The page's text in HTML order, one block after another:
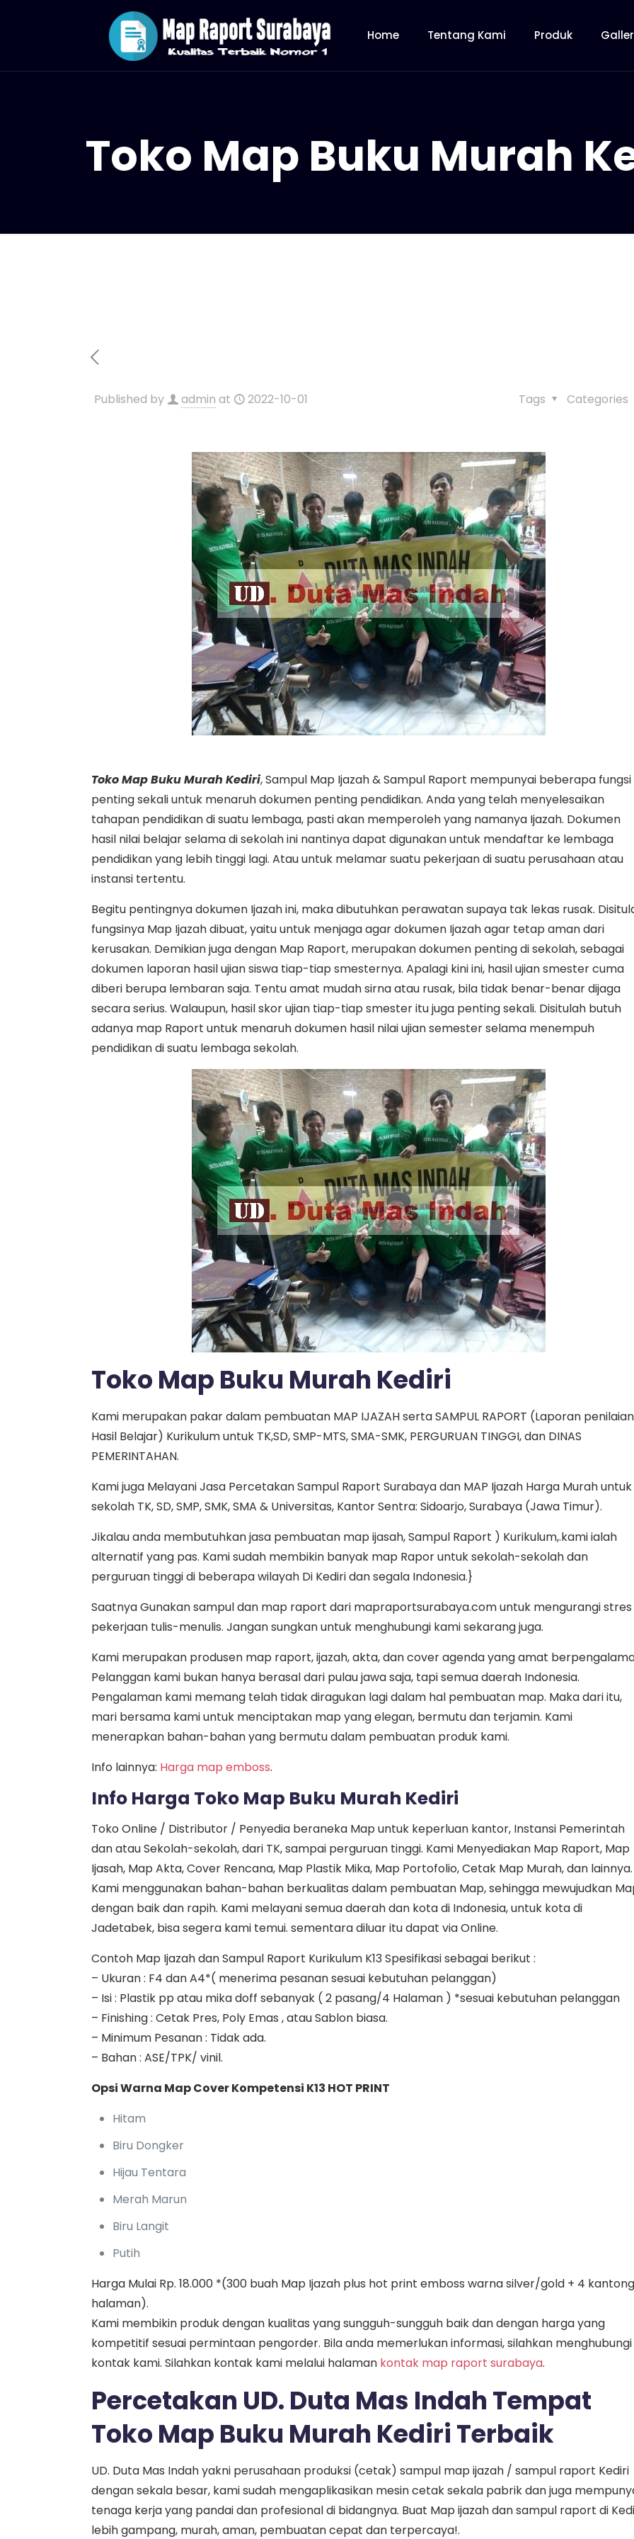
Home Tentang Kami Produk
Toko Map Buku Murah
Published by admin at 2022-10-01 Categories
Tags
Toko Map Buku Murah Kediri, Sampul Map Ijazah & Sampul Raport mempunyai beberapa fungsi
penting sekali untuk menaruh dokumen penting pendidikan. Anda yang telah menyelesaikan
tahapan pendidikan di suatu lembaga, pasti akan memperoleh yang namanya Ijazah. Dokumen
hasil nilai belajar selama di sekolah ini nantinya dapat digunakan untuk mendaftar ke lembaga
pendidikan yang lebih tinggi lagi. Atau untuk melamar suatu pekerjaan di suatu perusahaan atau
instansi tertentu.
Begitu pentingnya dokumen Ijazah ini, maka dibutuhkan perawatan supaya tak lekas rusak.
fungsinya Map Ijazah dibuat, yaitu untuk menjaga agar dokumen Ijazah agar tetap aman dari
kerusakan. Demikian juga dengan Map Raport, merupakan dokumen penting di sekolah, sebagai
dokumen laporan hasil ujian siswa tiap-tiap smesternya. Apalagi kini ini, hasil ujian smester cuma
diberi berupa lembaran saja. Tentu amat mudah sirna atau rusak, bila tidak benar-benar dijaga
secara serius. Walaupun, hasil skor ujian tiap-tiap smester itu juga penting sekali. Disitulah butuh
adanya map Raport untuk menaruh dokumen hasil nilai ujian semester selama menempuh
pendidikan di suatu lembaga sekolah.
Toko Map Buku Murah Kediri
Kami merupakan pakar dalam pembuatan MAP IJAZAH serta SAMPUL RAPORT (Laporan penilaian
Hasil Belajar) Kurikulum untuk TK,SD, SMP-MTS, SMA-SMK, PERGURUAN TINGGI, dan DINAS
PEMERINTAHAN.
Kami juga Melayani Jasa Percetakan Sampul Raport Surabaya dan MAP Ijazah Harga Murah untuk
sekolah TK, SD, SMP, SMK, SMA & Universitas, Kantor Sentra: Sidoarjo, Surabaya (Jawa Timur).
Jikalau anda membutuhkan jasa pembuatan map ijasah, Sampul Raport ) Kurikulum,.kami ialah
alternatif yang pas. Kami sudah membikin banyak map Rapor untuk sekolah-sekolah dan
perguruan tinggi di beberapa wilayah Di Kediri dan segala Indonesia.}
Saatnya Gunakan sampul dan map raport dari mapraportsurabaya.com untuk mengurangi stres
pekerjaan tulis-menulis. Jangan sungkan untuk menghubungi kami sekarang juga.
Kami merupakan produsen map raport, ijazah, akta, dan cover agenda yang amat
Pelanggan kami bukan hanya berasal dari pulau jawa saja, tapi semua daerah Indonesia.
Pengalaman kami memang telah tidak diragukan lagi dalam hal pembuatan map. Maka dari itu,
mari bersama kami untuk menciptakan map yang elegan, bermutu dan terjamin. Kami
menerapkan bahan-bahan yang bermutu dalam pembuatan produk kami.
Info lainnya: Harga map emboss.
Info Harga Toko Map Buku Murah Kediri
Toko Online / Distributor / Penyedia beraneka Map untuk keperluan kantor, Instansi Pemerintah
dan atau Sekolah-sekolah, dari TK, sampai perguruan tinggi. Kami Menyediakan Map Raport, Map
Ijasah, Map Akta, Cover Rencana, Map Plastik Mika, Map Portofolio, Cetak Map Murah, dan lainnya.
Kami menggunakan bahan-bahan berkualitas dalam pembuatan Map, sehingga mewujudkan
dengan baik dan rapih. Kami melayani semua daerah dan kota di Indonesia, untuk kota di
Jadetabek, bisa segera kami temui. sementara diluar itu dapat via Online.
Contoh Map Ijazah dan Sampul Raport Kurikulum K13 Spesifikasi sebagai berikut :
– Ukuran : F4 dan A4*( menerima pesanan sesuai kebutuhan pelanggan)
– Isi : Plastik pp atau mika doff sebanyak ( 2 pasang/4 Halaman ) *sesuai kebutuhan pelanggan
– Finishing : Cetak Pres, Poly Emas , atau Sablon biasa.
– Minimum Pesanan : Tidak ada.
– Bahan : ASE/TPK/ vinil.
Opsi Warna Map Cover Kompetensi K13 HOT PRINT
Hitam
Biru Dongker
Hijau Tentara
Merah Marun
Biru Langit
Putih
Harga Mulai Rp. 18.000 *(300 buah Map Ijazah plus hot print emboss warna silver/gold + 4 kantong
halaman).
Kami membikin produk dengan kualitas yang sungguh-sungguh baik dan dengan harga yang
kompetitif sesuai permintaan pengorder. Bila anda memerlukan informasi, silahkan menghubungi
kontak kami. Silahkan kontak kami melalui halaman kontak map raport surabaya.
Percetakan UD. Duta Mas Indah Tempat
Toko Map Buku Murah Kediri Terbaik
UD. Duta Mas Indah yakni perusahaan produksi (cetak) sampul map ijazah / sampul raport Kediri
dengan sekala besar, kami sudah mengaplikasikan mesin cetak sekala pabrik dan juga
tenaga kerja yang pandai dan profesional di bidangnya. Buat Map ijazah dan sampul raport di
lebih gampang, murah, aman, pembuatan cepat dan terpercaya!.